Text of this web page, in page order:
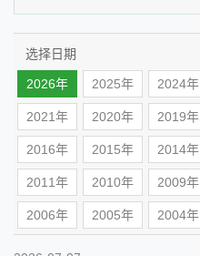
选择日期
2026年 2025年 2024年
2021年 2020年 2019年
2016年 2015年 2014年
2011年 2010年 2009年
2006年 2005年 2004年